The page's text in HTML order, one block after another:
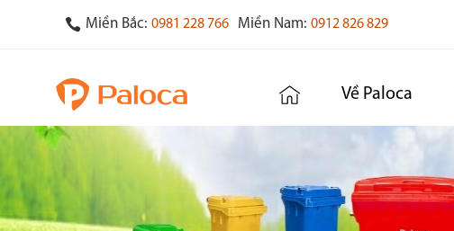
Miền Bắc: 0981 228 766 Miền Nam: 0912 826 829
Về Paloca